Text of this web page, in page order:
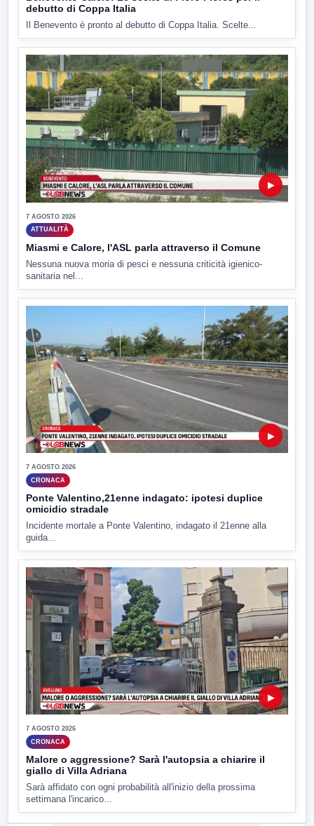
debutto di Coppa Italia
Il Benevento è pronto al debutto di Coppa Italia. Scelte...
▶
7 AGOSTO 2026
ATTUALITÀ
Miasmi e Calore, l'ASL parla attraverso il Comune
Nessuna nuova moria di pesci e nessuna criticità igienico-
sanitaria nel...
▶
7 AGOSTO 2026
CRONACA
Ponte Valentino,21enne indagato: ipotesi duplice
omicidio stradale
Incidente mortale a Ponte Valentino, indagato il 21enne alla
guida...
▶
7 AGOSTO 2026
CRONACA
Malore o aggressione? Sarà l'autopsia a chiarire il
giallo di Villa Adriana
Sarà affidato con ogni probabilità all'inizio della prossima
settimana l'incarico...